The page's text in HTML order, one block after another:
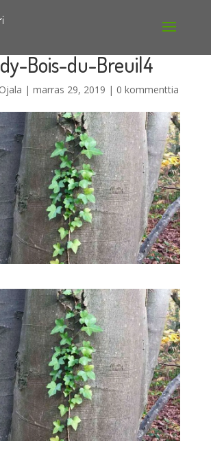
Bois-du-Breuil4
| marras 29, 2019 | 0 kommenttia